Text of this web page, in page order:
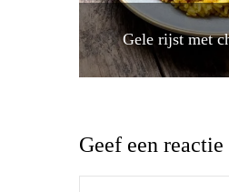
Gele rijst met
Geef een reactie